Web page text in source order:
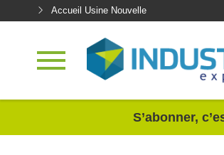
Accueil Usine Nouvelle
S’abonner,